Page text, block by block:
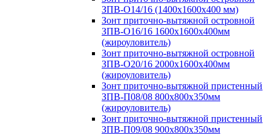
ЗПВ-О14/16 (1400х1600х400 мм)
Зонт приточно-вытяжной островной
ЗПВ-О16/16 1600х1600х400мм
(жироуловитель)
Зонт приточно-вытяжной островной
ЗПВ-О20/16 2000х1600х400мм
(жироуловитель)
Зонт приточно-вытяжной пристенный
ЗПВ-П08/08 800х800х350мм
(жироуловитель)
Зонт приточно-вытяжной пристенный
ЗПВ-П09/08 900х800х350мм